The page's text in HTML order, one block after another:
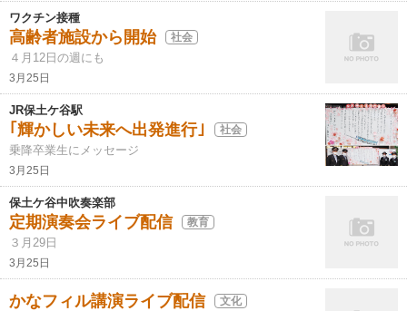
ワクチン接種
高齢者施設から開始 社会
４月12日の週にも
3月25日
JR保土ケ谷駅
｢輝かしい未来へ出発進行｣ 社会
乗降卒業生にメッセージ
3月25日
保土ケ谷中吹奏楽部
定期演奏会ライブ配信 教育
３月29日
3月25日
かなフィル講演ライブ配信 文化